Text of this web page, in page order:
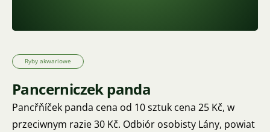
Ryby akwariowe
Pancerniczek panda
Pancřňíček panda cena od 10 sztuk cena 25 Kč, w
przeciwnym razie 30 Kč. Odbiór osobisty Lány, powiat